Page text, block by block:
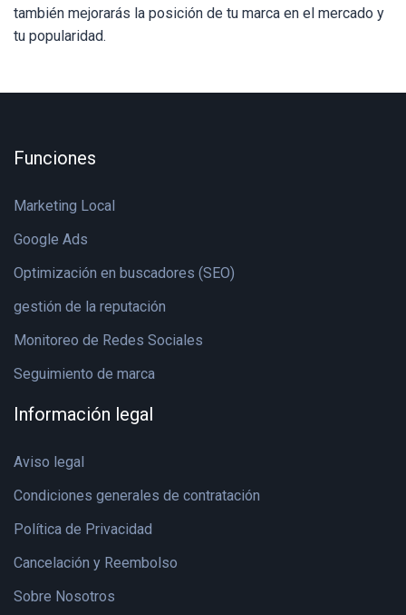
también mejorarás la posición de tu marca en el mercado y
tu popularidad.
Funciones
Marketing Local
Google Ads
Optimización en buscadores (SEO)
gestión de la reputación
Monitoreo de Redes Sociales
Seguimiento de marca
Información legal
Aviso legal
Condiciones generales de contratación
Política de Privacidad
Cancelación y Reembolso
Sobre Nosotros